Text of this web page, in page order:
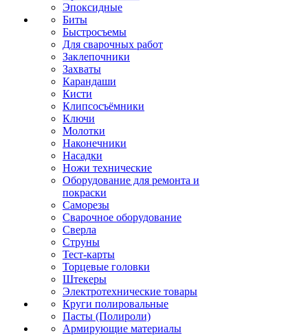
Эпоксидные
Биты
Быстросъемы
Для сварочных работ
Заклепочники
Захваты
Карандаши
Кисти
Клипсосъёмники
Ключи
Молотки
Наконечники
Насадки
Ножи технические
Оборудование для ремонта и
покраски
Саморезы
Сварочное оборудование
Сверла
Струны
Тест-карты
Торцевые головки
Штекеры
Электротехнические товары
Круги полировальные
Пасты (Полироли)
Армирующие материалы